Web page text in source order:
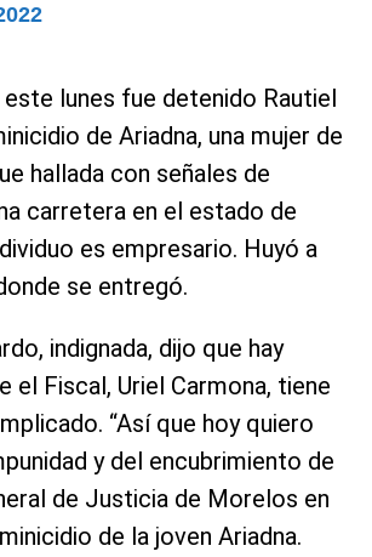
este lunes fue detenido Rautiel
de Ariadna, una mujer de
hallada con señales de
carretera en el estado de
es empresario. Huyó a
se entregó.
indignada, dijo que hay
el Fiscal, Uriel Carmona, tiene
“Así que hoy quiero
y del encubrimiento de
de Justicia de Morelos en
de la joven Ariadna.